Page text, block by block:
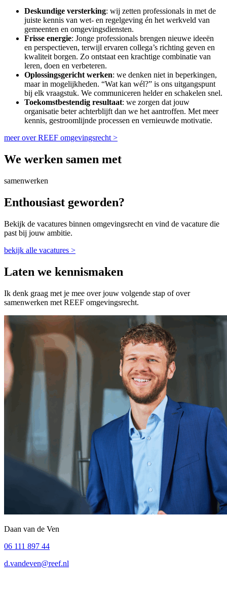
Deskundige versterking: wij zetten professionals in met de
juiste kennis van wet- en regelgeving én het werkveld van
gemeenten en omgevingsdiensten.
Frisse energie: Jonge professionals brengen nieuwe ideeën
en perspectieven, terwijl ervaren collega’s richting geven en
kwaliteit borgen. Zo ontstaat een krachtige combinatie van
leren, doen en verbeteren.
Oplossingsgericht werken: we denken niet in beperkingen,
maar in mogelijkheden. “Wat kan wél?” is ons uitgangspunt
bij elk vraagstuk. We communiceren helder en schakelen snel.
Toekomstbestendig resultaat: we zorgen dat jouw
organisatie beter achterblijft dan we het aantroffen. Met meer
kennis, gestroomlijnde processen en vernieuwde motivatie.
meer over REEF omgevingsrecht >
We werken samen met
samenwerken
Enthousiast geworden?
Bekijk de vacatures binnen omgevingsrecht en vind de vacature die
past bij jouw ambitie.
bekijk alle vacatures >
Laten we kennismaken
Ik denk graag met je mee over jouw volgende stap of over
samenwerken met REEF omgevingsrecht.
Daan van de Ven
06 111 897 44
d.vandeven@reef.nl